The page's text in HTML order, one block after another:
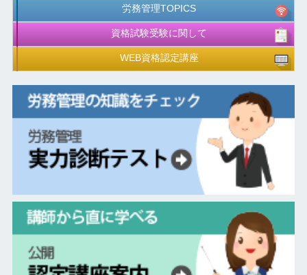
労務管理TOPICS
資格試験受験に関して
WEB資格認定講座